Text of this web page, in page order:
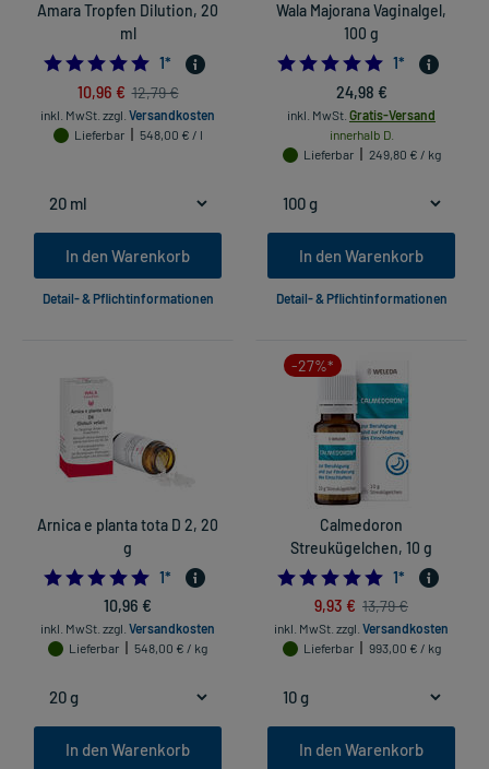
Amara Tropfen Dilution, 20
ml
5.0
1*
10,96 € 12,79 €
inkl. MwSt. zzgl. Versandkosten
Lieferbar
548,00 € / l
In den Warenkorb
Detail- & Pflichtinformationen
Wala Majorana Vaginalgel,
100 g
5.0
1*
24,98 €
inkl. MwSt. Gratis-Versand
innerhalb D.
Lieferbar
249,80 € / kg
In den Warenkorb
Detail- & Pflichtinformationen
Arnica e planta tota D 2, 20
g
5.0
1*
10,96 €
inkl. MwSt. zzgl. Versandkosten
Lieferbar
548,00 € / kg
In den Warenkorb
-27%*
Calmedoron
Streukügelchen, 10 g
5.0
1*
9,93 € 13,79 €
inkl. MwSt. zzgl. Versandkosten
Lieferbar
993,00 € / kg
In den Warenkorb